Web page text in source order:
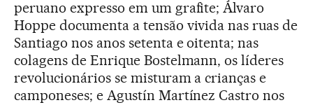
peruano expresso em um grafite; Álvaro
Hoppe documenta a tensão vivida nas ruas de
Santiago nos anos setenta e oitenta; nas
colagens de Enrique Bostelmann, os líderes
revolucionários se misturam a crianças e
camponeses; e Agustín Martínez Castro nos